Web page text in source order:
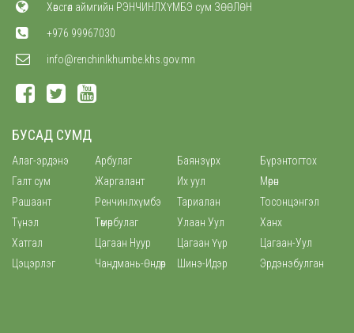
Хөвсгөл аймгийн РЭНЧИНЛХҮМБЭ сум ЗӨӨЛӨН
+976 99967030
info@renchinlkhumbe.khs.gov.mn
БУСАД СУМД
Алаг-эрдэнэ Арбулаг Баянзүрх
Бүрэнтогтох
Галт сум
Жаргалант Их уул
Мөрөн
Рашаант
Ренчинлхүмбэ Тариалан
Тосонцэнгэл
Түнэл
Төмөрбулаг Улаан Уул
Ханх
Хатгал
Цагаан Нуур Цагаан Үүр
Цагаан-Уул
Цэцэрлэг
Чандмань-Өндөр Шинэ-Идэр Эрдэнэбулган